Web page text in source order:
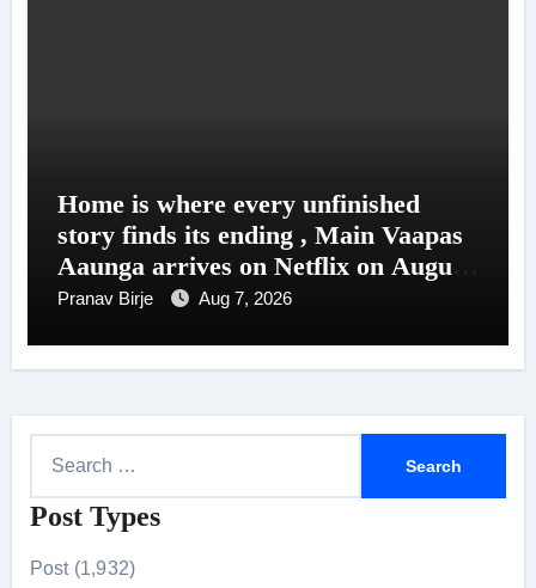
Home is where every unfinished
story finds its ending , Main Vaapas
Aaunga arrives on Netflix on August
7
Pranav Birje Aug 7, 2026
a
Post Types
Post (1,932)